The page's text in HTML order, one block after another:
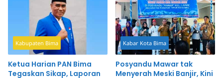
Kabupaten Bima
Ketua Harian PAN Bima
Tegaskan Sikap, Laporan
Kabar Kota Bima
Posyandu Mawar tak
Menyerah Meski Banjir, Kini